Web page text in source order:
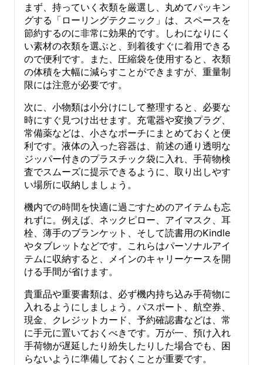
まず、持っていく衣類を厳選し、丸めてパッキン
グする「ローリングテクニック」は、スペースを
節約するのに非常に効果的です。しわになりにく
い素材の衣類を選ぶと、到着後すぐに着用できる
ので便利です。また、圧縮袋を使用すると、衣類
の体積を大幅に減らすことができますが、重量制
限には注意が必要です。
次に、小物類は小分けにして整理すると、必要な
時にすぐ見つけ出せます。充電器や変換プラグ、
常備薬などは、小さなポーチにまとめておくと便
利です。液体の入った容器は、前述の通り透明な
ジッパー付きのプラスチック袋に入れ、手荷物検
査でスムーズに提示できるように、取り出しやす
い場所に収納しましょう。
機内での時間を快適に過ごすためのアイテムも忘
れずに。例えば、ネックピロー、アイマスク、耳
栓、薄手のブランケット、そして読書用のKindle
やタブレットなどです。これらはパーソナルアイ
テムに収納すると、メインのキャリーケースを開
ける手間が省けます。
貴重品や重要書類は、必ず機内持ち込み手荷物に
入れるようにしましょう。パスポート、航空券、
現金、クレジットカード、予約確認書などは、常
に手元に置いておくべきです。万が一、預け入れ
手荷物が遅延したり紛失したりした場合でも、困
らないように準備しておくことが重要です。